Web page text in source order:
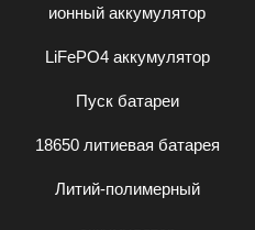
ионный аккумулятор
LiFePO4 аккумулятор
Пуск батареи
18650 литиевая батарея
Литий-полимерный